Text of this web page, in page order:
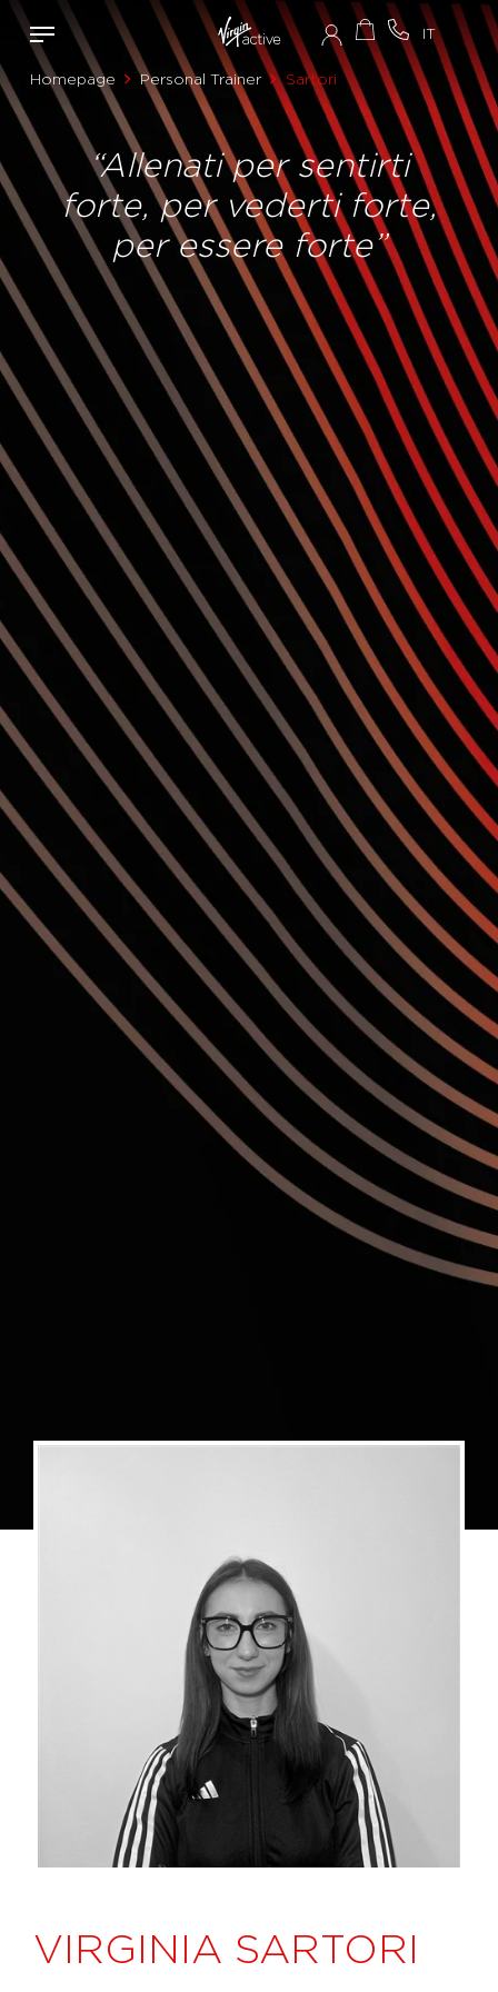
Homepage Personal Trainer Sartori
“Allenati per sentirti
forte, per vederti forte,
per essere forte”
VIRGINIA SARTORI